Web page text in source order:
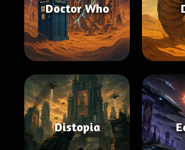
Doctor Who
Distopia